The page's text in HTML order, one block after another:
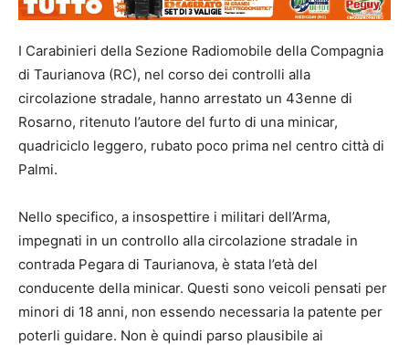
I Carabinieri della Sezione Radiomobile della Compagnia
di Taurianova (RC), nel corso dei controlli alla
circolazione stradale, hanno arrestato un 43enne di
Rosarno, ritenuto l’autore del furto di una minicar,
quadriciclo leggero, rubato poco prima nel centro città di
Palmi.
Nello specifico, a insospettire i militari dell’Arma,
impegnati in un controllo alla circolazione stradale in
contrada Pegara di Taurianova, è stata l’età del
conducente della minicar. Questi sono veicoli pensati per
minori di 18 anni, non essendo necessaria la patente per
poterli guidare. Non è quindi parso plausibile ai